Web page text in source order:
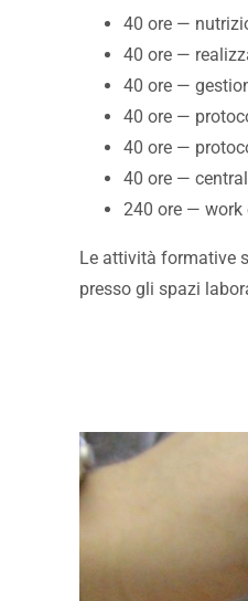
40 ore —
40 ore —
40 ore —
40 ore —
40 ore —
40 ore —
240 ore — work
Le attività formative
presso gli spazi